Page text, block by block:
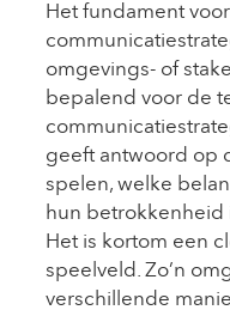
Het fundament
omgevings- of
bepalend voor de
geeft antwoord op
spelen, welke
hun betrokkenheid
Het is kortom een
speelveld. Zo’n
verschillende